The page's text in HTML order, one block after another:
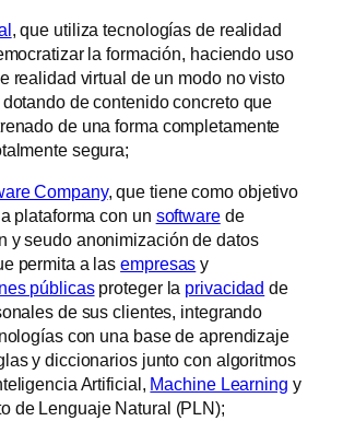
, que utiliza tecnologías de realidad
la formación, haciendo uso
realidad virtual de un modo no visto
de contenido concreto que
de una forma completamente
segura;
Company, que tiene como objetivo
plataforma con un softwarede
y seudo anonimización de datos
permita a lasempresas y
públicasproteger la privacidad de
de sus clientes, integrando
con una base de aprendizaje
y diccionarios junto con algoritmos
Artificial, Machine Learning y
de Lenguaje Natural (PLN);